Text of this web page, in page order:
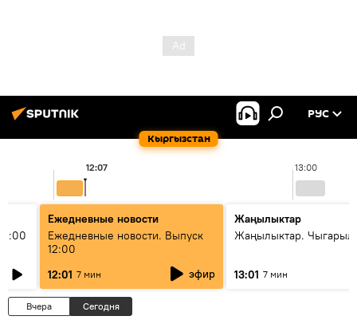
Кыргызстан
РУС
13:00
12:07
Ежедневные новости
Ежедневные новости. Выпуск
12:00
12:01 7 мин эфир
Жаңылыктар
Жаңылыктар.
13:01 7 мин
Вчера Сегодня